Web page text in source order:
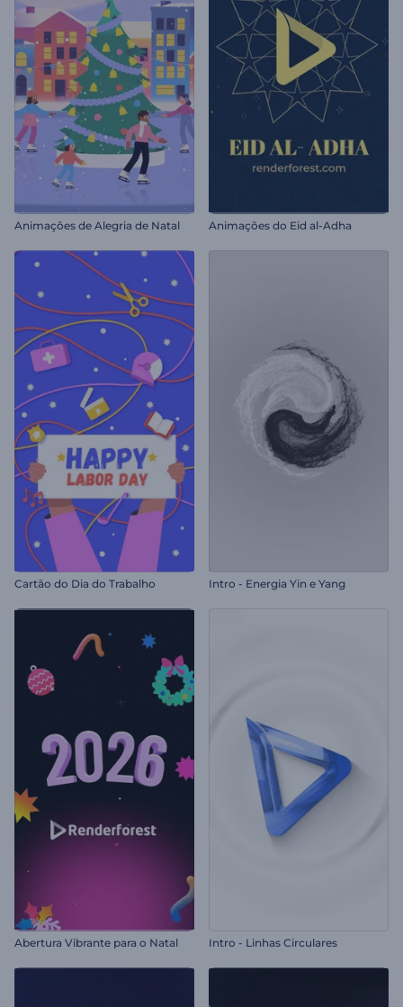
Animações de Alegria de Natal Animações do Eid al-Adha
Cartão do Dia do Trabalho Intro - Energia Yin e Yang
Abertura Vibrante para o Natal Intro - Linhas Circulares